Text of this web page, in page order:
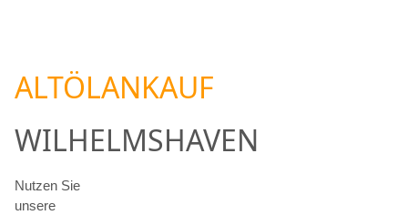
ALTÖLANKAUF
WILHELMSHAVEN
Nutzen Sie
unsere